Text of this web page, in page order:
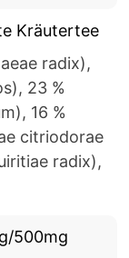
Kräutertee
radix),
23 %
16 %
citriodorae
radix),
500mg